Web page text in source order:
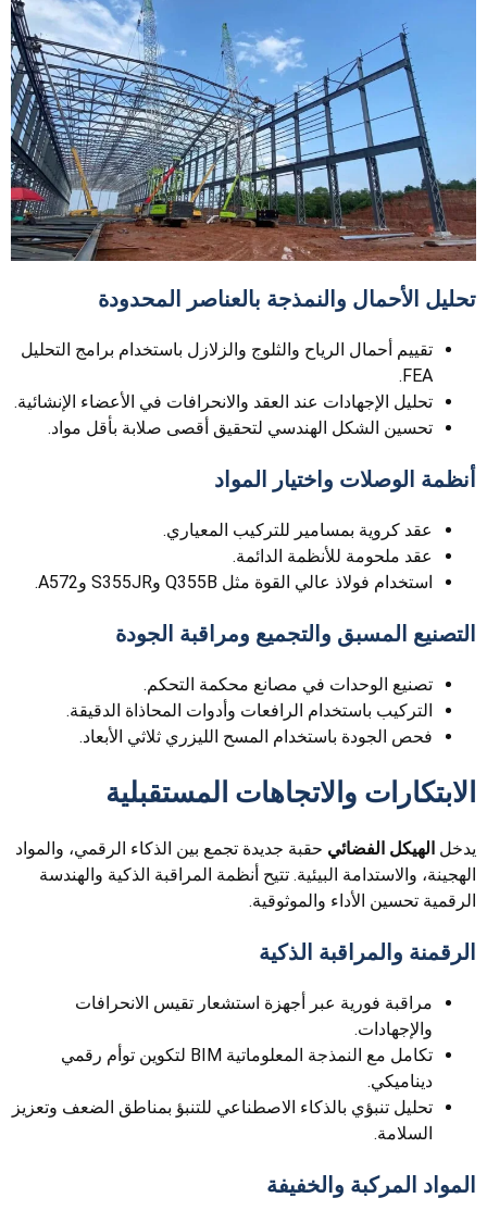
تحليل الأحمال والنمذجة بالعناصر المحدودة
تقييم أحمال الرياح والثلوج والزلازل باستخدام برامج التحليل
FEA.
تحليل الإجهادات عند العقد والانحرافات في الأعضاء الإنشائية.
تحسين الشكل الهندسي لتحقيق أقصى صلابة بأقل مواد.
أنظمة الوصلات واختيار المواد
عقد كروية بمسامير للتركيب المعياري.
عقد ملحومة للأنظمة الدائمة.
استخدام فولاذ عالي القوة مثل Q355B وS355JR وA572.
التصنيع المسبق والتجميع ومراقبة الجودة
تصنيع الوحدات في مصانع محكمة التحكم.
التركيب باستخدام الرافعات وأدوات المحاذاة الدقيقة.
فحص الجودة باستخدام المسح الليزري ثلاثي الأبعاد.
الابتكارات والاتجاهات المستقبلية
يدخل الهيكل الفضائي حقبة جديدة تجمع بين الذكاء الرقمي، والمواد
الهجينة، والاستدامة البيئية. تتيح أنظمة المراقبة الذكية والهندسة
الرقمية تحسين الأداء والموثوقية.
الرقمنة والمراقبة الذكية
مراقبة فورية عبر أجهزة استشعار تقيس الانحرافات
والإجهادات.
تكامل مع النمذجة المعلوماتية BIM لتكوين توأم رقمي
ديناميكي.
تحليل تنبؤي بالذكاء الاصطناعي للتنبؤ بمناطق الضعف وتعزيز
السلامة.
المواد المركبة والخفيفة